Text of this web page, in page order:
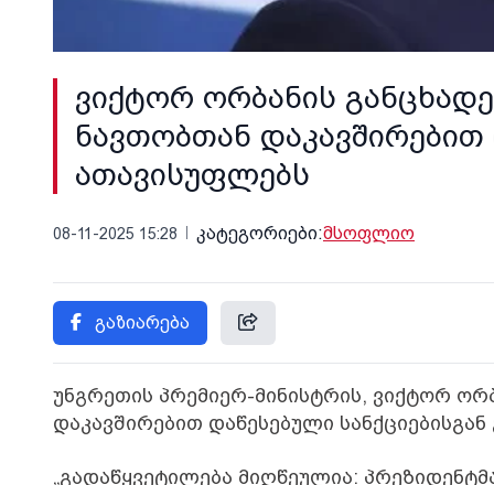
ვიქტორ ორბანის
ნავთობთან დაკავშირებით
ათავისუფლებს
08-11-2025 15:28 კატეგორიები:მსოფლიო
გაზიარება
უნგრეთის პრემიერ-მინისტრის, ვიქტორ
დაკავშირებით დაწესებული
„გადაწყვეტილება მიღწეულია: